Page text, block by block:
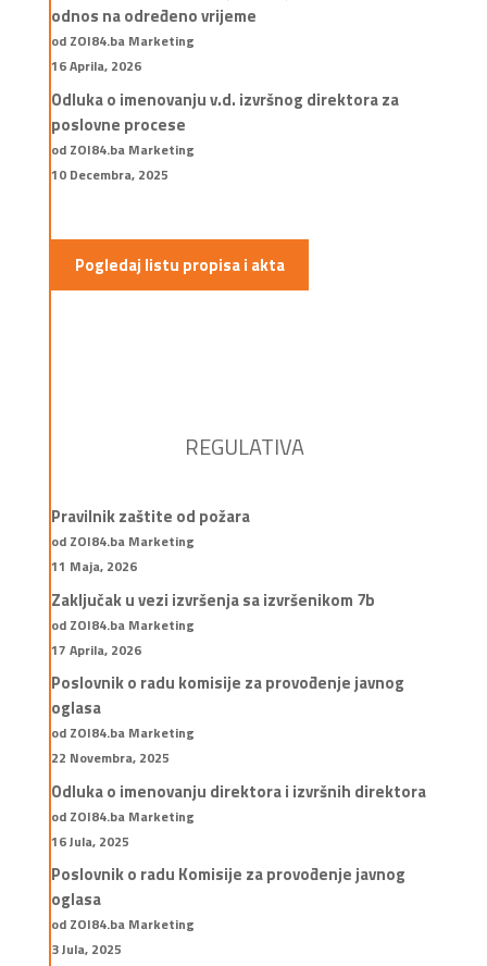
odnos na određeno vrijeme
od ZOI84.ba Marketing
16 Aprila, 2026
Odluka o imenovanju v.d. izvršnog direktora za
poslovne procese
od ZOI84.ba Marketing
10 Decembra, 2025
Pogledaj listu propisa i akta
REGULATIVA
Pravilnik zaštite od požara
od ZOI84.ba Marketing
11 Maja, 2026
Zaključak u vezi izvršenja sa izvršenikom 7b
od ZOI84.ba Marketing
17 Aprila, 2026
Poslovnik o radu komisije za provođenje javnog
oglasa
od ZOI84.ba Marketing
22 Novembra, 2025
Odluka o imenovanju direktora i izvršnih direktora
od ZOI84.ba Marketing
16 Jula, 2025
Poslovnik o radu Komisije za provođenje javnog
oglasa
od ZOI84.ba Marketing
3 Jula, 2025